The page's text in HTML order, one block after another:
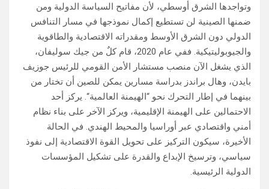
وتواجدها الشرق أوسطي، لأن مفاتيح السياسة الدولية ومن
ضمنها الصينية لن تستطيع إكمال نموذجها في مسار التنافس
الدولي دون الشرق الأوسط ومقدراته الاقتصادية والطاقوية
والجيوبوليتيكية. ففي عام 2020، قام كلٌ من جيك سوليفان،
الذي يشغل الآن منصب مستشار الأمن القومي للرئيس جوزيف
بايدن، وهال براندز بدراسة مسارين يمكن للصين أن تختار من
بينهما في إطار التحرك نحو “الهيمنة العالمية“. يركز أحد
الاحتمالين على الهيمنة الإقليمية، ويركز الآخر على بناء نظام
أمني واقتصادي عبر أوراسيا والمحيط الهندي. في الحالة
الأخيرة، سيكون التركيز على تحويل القوة الاقتصادية إلى نفوذ
سياسي، وترسيخ الإبداع والقدرة على تشكيل المؤسسات
الدولية الرئيسية.